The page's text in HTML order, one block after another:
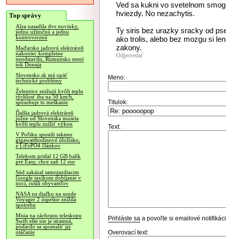
Top správy
Alza nasadila dve novinky,
jednu užitočnú a jednu
kontroverznú
Maďarsko jadrovú elektráreň
nakoniec kompletne
neodstavilo, Rumunsko mení
tok Dunaja
Slovensko.sk má opäť
technické problémy
Železnice znižujú kvôli teplu
rýchlosť iba na 50 km/h,
spôsobuje to meškanie
Ďalšia jadrová elektráreň
južne od Slovenska musela
kvôli teplu znížiť výkon
V Poľsku spustili takmer
gigawatthodinové úložisko,
z LiFePO4 článkov
Telekom pridal 12 GB balík
pre Easy, chce zaň 12 eur
Súd zakázal samojazdiacim
Google taxíkom dobíjanie v
noci, rušili obyvateľov
NASA na diaľku na sonde
Voyager 2 úspešne znížila
spotrebu
Misia na záchranu teleskopu
Swift ešte nie je stratená,
podarilo sa spomaliť jej
otáčanie
Ved sa kukni vo svetelnom
hviezdy. No nezachytis.
Ty siris bez urazky sracky od
ako trolis, alebo bez mozgu si
zakony.
Odpovedať
Meno:
Titulok:
Text:
Prihláste sa a povoľte si emailové
Overovací text: